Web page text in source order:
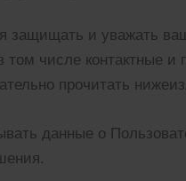
защищать и уважать
числе контактные
прочитать
данные о